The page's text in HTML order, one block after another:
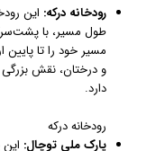
رودخانه درکه: این
طول مسیر، با
مسیر خود را تا پایین
دارد.
رودخانه درکه
پارک ملی توچال: